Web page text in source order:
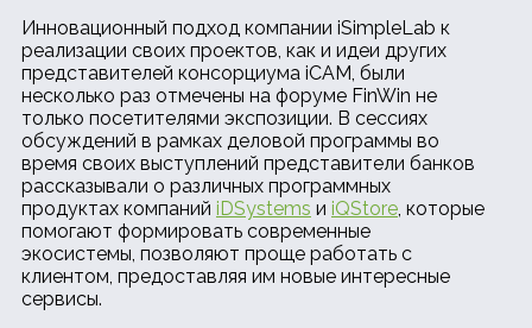
Инновационный подход компании iSimpleLab к
реализации своих проектов, как и идеи других
представителей консорциума iCAM, были
несколько раз отмечены на форуме FinWin не
только посетителями экспозиции. В сессиях
обсуждений в рамках деловой программы во
время своих выступлений представители банков
рассказывали о различных программных
продуктах компаний iDSystems и iQStore, которые
помогают формировать современные
экосистемы, позволяют проще работать с
клиентом, предоставляя им новые интересные
сервисы.